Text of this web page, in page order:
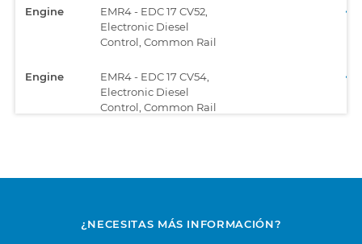
Engine
EMR4 - EDC 17 CV52,
Electronic Diesel
Control, Common Rail
Engine
EMR4 - EDC 17 CV54,
Electronic Diesel
Control, Common Rail
¿NECESITAS MÁS INFORMACIÓN?